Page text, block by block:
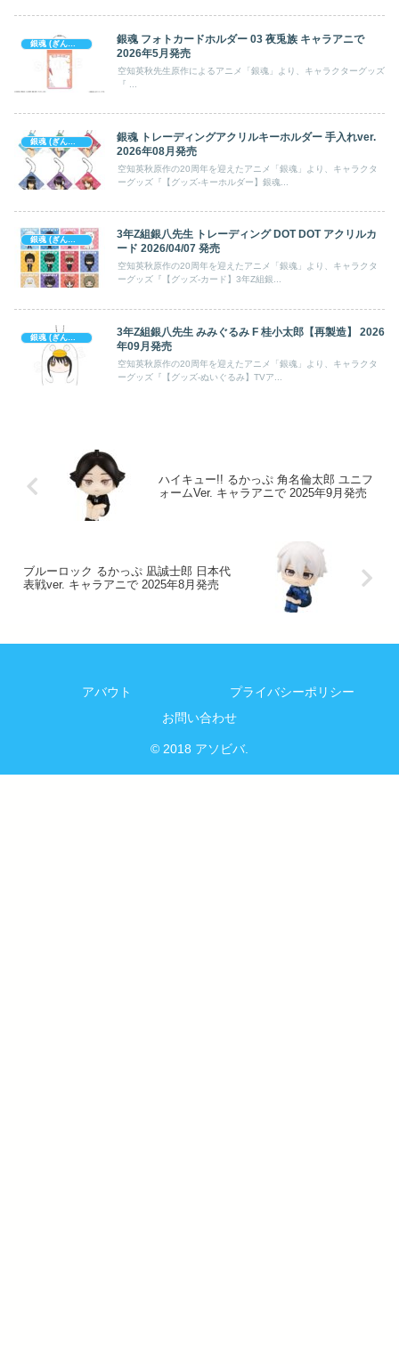
銀魂 フォトカードホルダー 03 夜兎族 キャラアニで
2026年5月発売
空知英秋先生原作によるアニメ「銀魂」より、キャラクターグッズ
銀魂 トレーディングアクリルキーホルダー 手入れver.
2026年08月発売
空知英秋原作の20周年を迎えたアニメ「銀魂」より、キャラクタ
ーグッズ『【グッズ-キーホルダー】銀魂...
3年Z組銀八先生 トレーディング DOT DOT アクリルカ
ード 2026/04/07 発売
空知英秋原作の20周年を迎えたアニメ「銀魂」より、キャラクタ
ーグッズ『【グッズ-カード】3年Z組銀...
3年Z組銀八先生 みみぐるみ F 桂小太郎【再製造】 2026
年09月発売
空知英秋原作の20周年を迎えたアニメ「銀魂」より、キャラクタ
ーグッズ『【グッズ-ぬいぐるみ】TVア...
ハイキュー!! るかっぷ 角名倫太郎 ユニフ
ォームVer. キャラアニで 2025年9月発売
ブルーロック るかっぷ 凪誠士郎 日本代
表戦ver. キャラアニで 2025年8月発売
アバウト
プライバシーポリシー
お問い合わせ
© 2018 アソビバ.